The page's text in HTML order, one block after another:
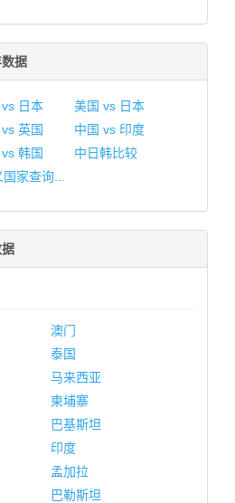
据
日本
美国 vs 日本
英国
中国 vs 印度
韩国
中日韩比较
家查询...
澳门
泰国
马来西亚
柬埔寨
巴基斯坦
印度
孟加拉
巴勒斯坦